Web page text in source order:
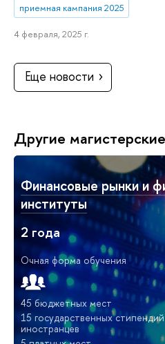
приемная кампания 2025
4 февраля, 2025 г.
Еще новости
Другие
Финансовые рынки и
институты
2 года
Очная форма обучения
45 бюджетных мест
15 государственных
иностранцев